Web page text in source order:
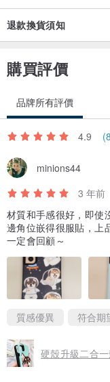
退款換貨須知
購買評價
品牌所有評價
4.9
minions44
3 年前
材質和手感很好，即使
邊角位嵌得很服貼，上
一定會回顧～
質感優異 符合期
硬殼升級二合